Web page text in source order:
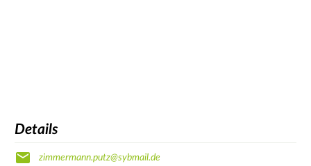
Details
zimmermann.putz@sybmail.de